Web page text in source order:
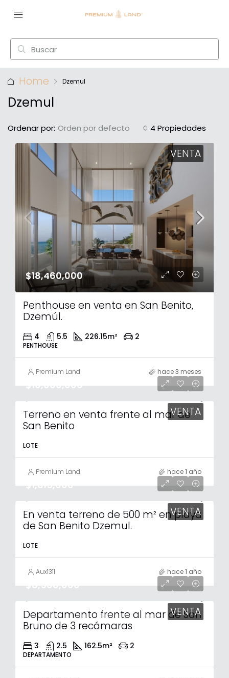
Home Dzemul
Dzemul
4 Propiedades
Ordenar por: Orden por defecto
VENTA
$18,460,000
Penthouse en venta en San Benito,
Dzemúl.
4 5.5 226.15m² 2
PENTHOUSE
Premium Land hace 3 meses
VENTA
$10,000,000
Terreno en venta frente al mar de
San Benito
LOTE
Premium Land hace 1 año
VENTA
$1,615,000
En venta terreno de 500 m² en playa
de San Benito Dzemul.
LOTE
Aux1311 hace 1 año
VENTA
$8,500,000
Departamento frente al mar de San
Bruno de 3 recámaras
3 2.5 162.5m² 2
DEPARTAMENTO